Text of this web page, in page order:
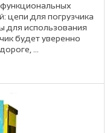
цепи для погрузчика
для использования
будет уверенно
...